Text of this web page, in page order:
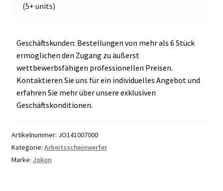
(5+ units)
Geschäftskunden: Bestellungen von mehr als 6 Stück
ermöglichen den Zugang zu äußerst
wettbewerbsfähigen professionellen Preisen.
Kontaktieren Sie uns für ein individuelles Angebot und
erfahren Sie mehr über unsere exklusiven
Geschäftskonditionen.
Artikelnummer: JO141007000
Kategorie: Arbeitsscheinwerfer
Marke: Jokon